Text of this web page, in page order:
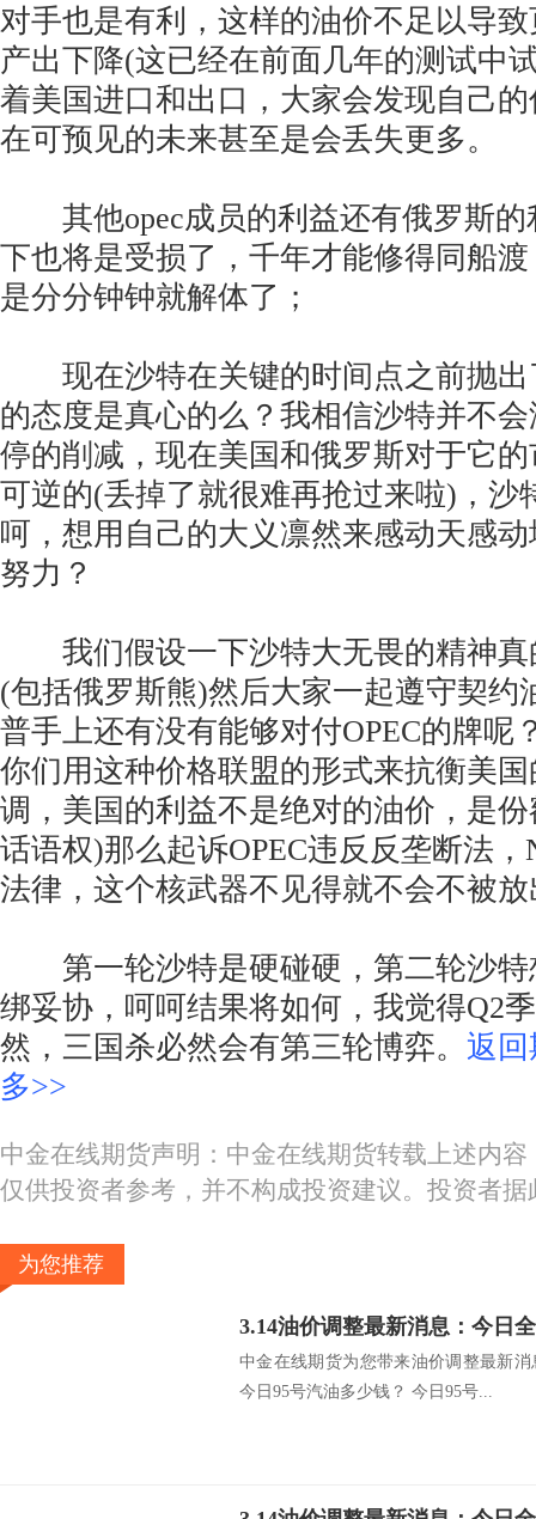
对手也是有利，这样的油价不足以导
产出下降(这已经在前面几年的测试中
着美国进口和出口，大家会发现自己
在可预见的未来甚至是会丢失更多。
其他opec成员的利益还有俄罗斯的
下也将是受损了，千年才能修得同船
是分分钟钟就解体了；
现在沙特在关键的时间点之前抛出
的态度是真心的么？我相信沙特并不
停的削减，现在美国和俄罗斯对于它
可逆的(丢掉了就很难再抢过来啦)，沙
呵，想用自己的大义凛然来感动天感
努力？
我们假设一下沙特大无畏的精神真
(包括俄罗斯熊)然后大家一起遵守契约
普手上还有没有能够对付OPEC的牌呢
你们用这种价格联盟的形式来抗衡美
调，美国的利益不是绝对的油价，是
话语权)那么起诉OPEC违反反垄断法，
法律，这个核武器不见得就不会不被
第一轮沙特是硬碰硬，第二轮沙特
绑妥协，呵呵结果将如何，我觉得Q2
然，三国杀必然会有第三轮博弈。 返
多>>
中金在线期货声明：中金在线期货转载上述内
仅供投资者参考，并不构成投资建议。投资者
为您推荐
中金在线期货为您带来油价调整最新
今日95号汽油多少钱？ 今日95号...